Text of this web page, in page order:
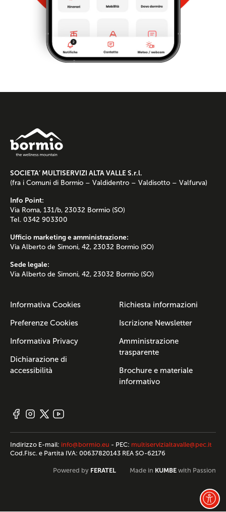
SOCIETA’ MULTISERVIZI ALTA VALLE S.r.l.
(fra i Comuni di Bormio – Valdidentro – Valdisotto – Valfurva)
Info Point:
Via Roma, 131/b, 23032 Bormio (SO)
Tel. 0342 903300
Ufficio marketing e amministrazione:
Via Alberto de Simoni, 42, 23032 Bormio (SO)
Sede legale:
Via Alberto de Simoni, 42, 23032 Bormio (SO)
Informativa Cookies
Preferenze Cookies
Informativa Privacy
Dichiarazione di
accessibilità
Richiesta informazioni
Iscrizione Newsletter
Amministrazione
trasparente
Brochure e materiale
informativo
Indirizzo E-mail: info@bormio.eu - PEC: multiservizialtavalle@pec.it
Cod.Fisc. e Partita IVA: 00637820143 REA SO-62176
Powered by FERATEL Made in KUMBE with Passion